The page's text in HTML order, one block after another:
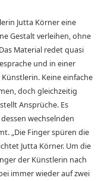
Jutta Körner eine
Gestalt verleihen, ohne
Material redet quasi
und in einer
Keine einfache
doch gleichzeitig
Ansprüche. Es
wechselnden
„Die Finger spüren die
Jutta Körner. Um die
der Künstlerin nach
immer wieder auf zwei